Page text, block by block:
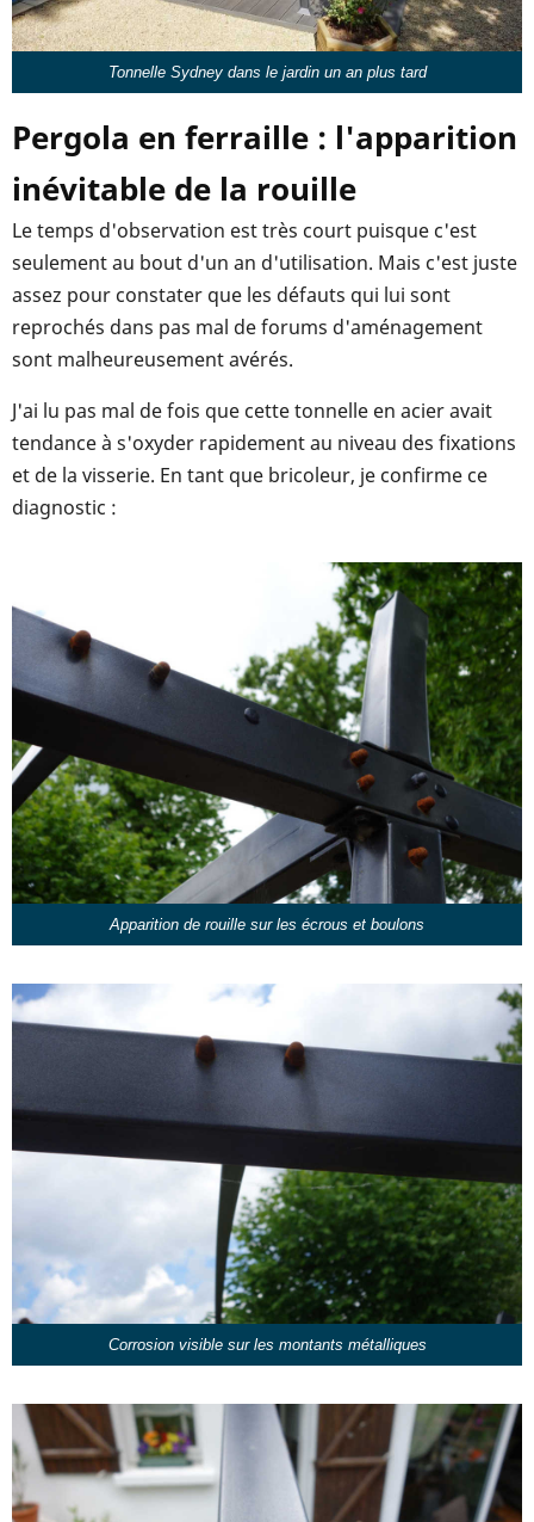
Tonnelle Sydney dans le jardin un an plus tard
Pergola en ferraille : l'apparition
inévitable de la rouille
Le temps d'observation est très court puisque c'est
seulement au bout d'un an d'utilisation. Mais c'est juste
assez pour constater que les défauts qui lui sont
reprochés dans pas mal de forums d'aménagement
sont malheureusement avérés.
J'ai lu pas mal de fois que cette tonnelle en acier avait
tendance à s'oxyder rapidement au niveau des fixations
et de la visserie. En tant que bricoleur, je confirme ce
diagnostic :
Apparition de rouille sur les écrous et boulons
Corrosion visible sur les montants métalliques